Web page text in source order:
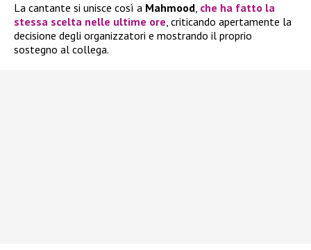
La cantante si unisce così a Mahmood, che ha fatto la
stessa scelta nelle ultime ore, criticando apertamente la
decisione degli organizzatori e mostrando il proprio
sostegno al collega.